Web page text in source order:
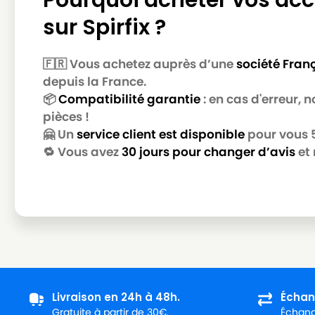
ICA
ICA ISSA 415 M
ICA
ICA
ICA ISSA 433 M
ICA ISSA 440 M
ICA
ICA JUNIOR 429 M
ICA
ICA JUNIOR 440 M
ICA
ICA KTRI03166
sur Spirfix ?
🇫🇷 Vous achetez auprès d’unesociété
depuis la France.
📦Compatibilité garantie: en cas d'erreur,
pièces !
🤗 Un service client est disponible pour vous
🔁 Vous avez30 jours pour changer d’aviset
Livraison en 24h à 48h.